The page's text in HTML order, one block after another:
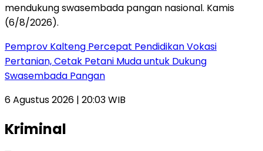
Pemprov Kalteng Percepat Pendidikan Vokasi
Pertanian, Cetak Petani Muda untuk Dukung
Swasembada Pangan
6 Agustus 2026 | 20:03 WIB
Kriminal